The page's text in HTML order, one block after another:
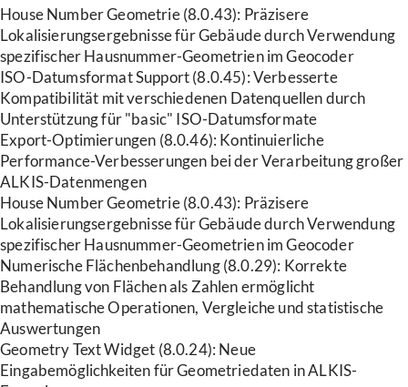
House Number Geometrie (8.0.43): Präzisere
Lokalisierungsergebnisse für Gebäude durch Verwendung
spezifischer Hausnummer-Geometrien im Geocoder
ISO-Datumsformat Support (8.0.45): Verbesserte
Kompatibilität mit verschiedenen Datenquellen durch
Unterstützung für "basic" ISO-Datumsformate
Export-Optimierungen (8.0.46): Kontinuierliche
Performance-Verbesserungen bei der Verarbeitung großer
ALKIS-Datenmengen
House Number Geometrie (8.0.43): Präzisere
Lokalisierungsergebnisse für Gebäude durch Verwendung
spezifischer Hausnummer-Geometrien im Geocoder
Numerische Flächenbehandlung (8.0.29): Korrekte
Behandlung von Flächen als Zahlen ermöglicht
mathematische Operationen, Vergleiche und statistische
Auswertungen
Geometry Text Widget (8.0.24): Neue
Eingabemöglichkeiten für Geometriedaten in ALKIS-